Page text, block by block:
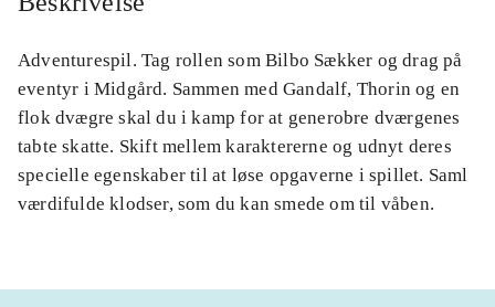
Adventurespil. Tag rollen som Bilbo Sækker og drag på
eventyr i Midgård. Sammen med Gandalf, Thorin og en
flok dvægre skal du i kamp for at generobre dværgenes
tabte skatte. Skift mellem karaktererne og udnyt deres
specielle egenskaber til at løse opgaverne i spillet. Saml
værdifulde klodser, som du kan smede om til våben.